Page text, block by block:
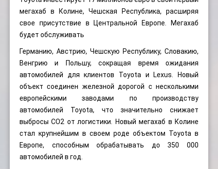
мегахаб в Колине, Чешская Республика, расширяя
свое присутствие в Центральной Европе. Мегахаб
будет обслуживать
Германию, Австрию, Чешскую Республику, Словакию,
Венгрию и Польшу, сокращая время ожидания
автомобилей для клиентов Toyota и Lexus. Новый
объект соединен железной дорогой с несколькими
европейскими заводами по производству
автомобилей Toyota, что значительно снижает
выбросы CO2 от логистики. Новый мегахаб в Колине
стал крупнейшим в своем роде объектом Toyota в
Европе, способным обрабатывать до 350 000
автомобилей в год.